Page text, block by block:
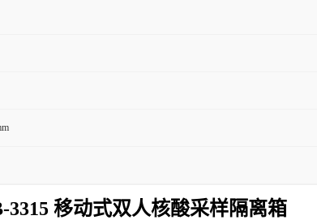
3315 移动式双人核酸采样隔离箱